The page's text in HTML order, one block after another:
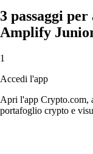
3 passaggi
Amplify
1
Accedi l'app
Apri l'app Crypto.com,
portafoglio crypto e